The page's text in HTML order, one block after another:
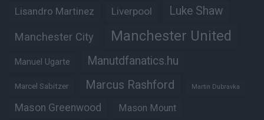
Lisandro Martinez Liverpool Luke Shaw
Manchester City Manchester United
Manuel Ugarte Manutdfanatics.hu
Marcel Sabitzer Marcus Rashford Martin Dubravka
Mason Greenwood Mason Mount